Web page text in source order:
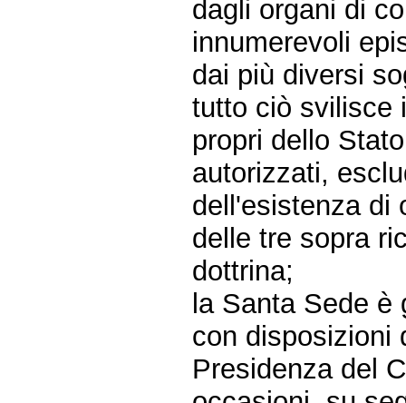
dagli organi di
innumerevoli
dai più diversi
tutto ciò svilisce
propri dello
autorizzati,
dell'esistenza di
delle tre sopra
dottrina;
la Santa Sede è
con disposizioni
Presidenza del